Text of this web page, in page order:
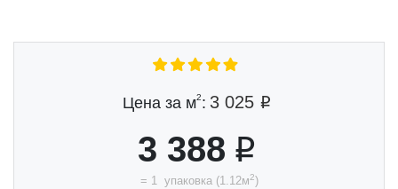
Цена за м2: 3 025
3 388
= 1 упаковка(1.12м2)